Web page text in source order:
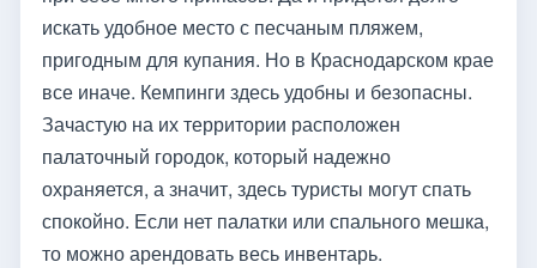
искать удобное место с песчаным пляжем,
пригодным для купания. Но в Краснодарском крае
все иначе. Кемпинги здесь удобны и безопасны.
Зачастую на их территории расположен
палаточный городок, который надежно
охраняется, а значит, здесь туристы могут спать
спокойно. Если нет палатки или спального мешка,
то можно арендовать весь инвентарь.